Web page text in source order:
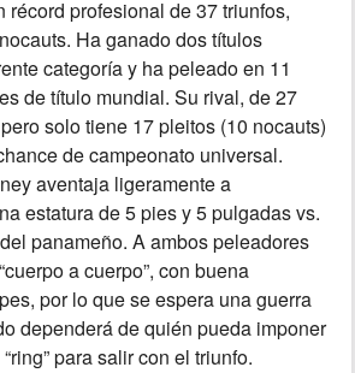
récord profesional de 37 triunfos,
Ha ganado dos títulos
categoría y ha peleado en 11
de título mundial. Su rival, de 27
solo tiene 17 pleitos (10 nocauts)
de campeonato universal.
aventaja ligeramente a
estatura de 5 pies y 5 pulgadas vs.
panameño. A ambos peleadores
a cuerpo”, con buena
por lo que se espera una guerra
dependerá de quién pueda imponer
para salir con el triunfo.